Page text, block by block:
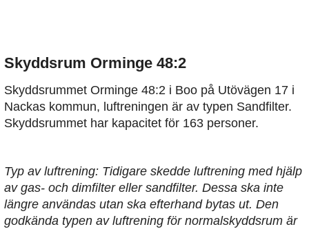
Skyddsrum Orminge 48:2
Skyddsrummet Orminge 48:2 i Boo på Utövägen 17 i
Nackas kommun, luftreningen är av typen Sandfilter.
Skyddsrummet har kapacitet för 163 personer.
Typ av luftrening: Tidigare skedde luftrening med hjälp
av gas- och dimfilter eller sandfilter. Dessa ska inte
längre användas utan ska efterhand bytas ut. Den
godkända typen av luftrening för normalskyddsrum är